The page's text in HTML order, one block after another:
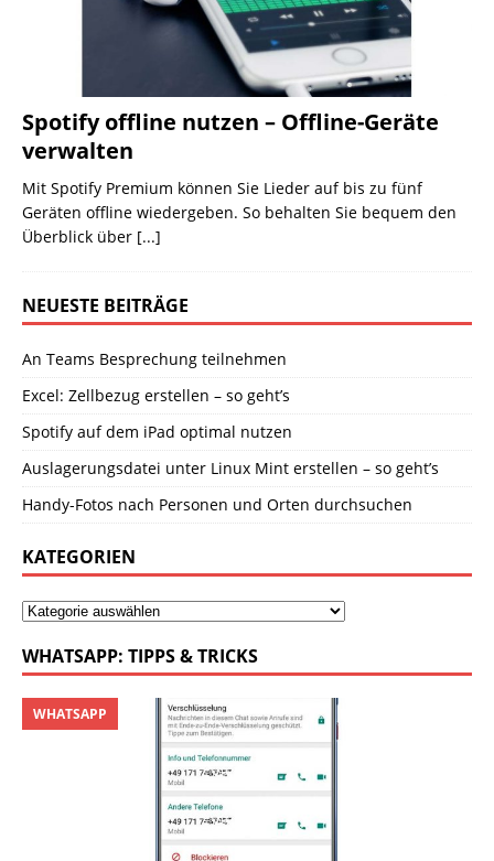
Spotify offline nutzen – Offline-Geräte
verwalten
Mit Spotify Premium können Sie Lieder auf bis zu fünf
Geräten offline wiedergeben. So behalten Sie bequem den
Überblick über [...]
NEUESTE BEITRÄGE
An Teams Besprechung teilnehmen
Excel: Zellbezug erstellen – so geht’s
Spotify auf dem iPad optimal nutzen
Auslagerungsdatei unter Linux Mint erstellen – so geht’s
Handy-Fotos nach Personen und Orten durchsuchen
KATEGORIEN
WHATSAPP: TIPPS & TRICKS
WHATSAPP